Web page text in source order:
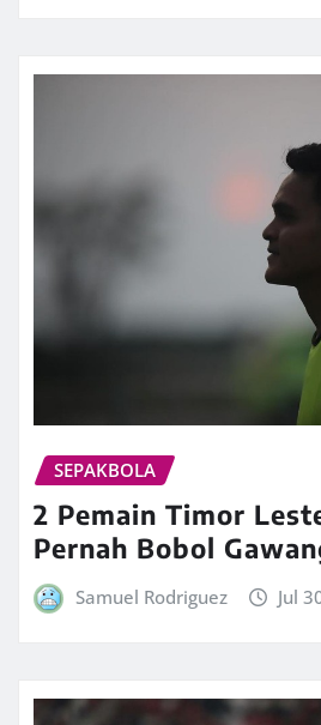
SEPAKBOLA
2 Pemain Timor
Pernah Bobol
Samuel Rodriguez Jul